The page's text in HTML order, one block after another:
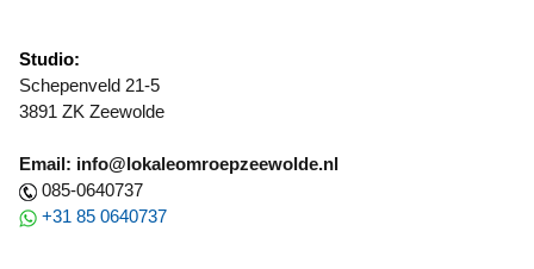
Studio:
Schepenveld 21-5
3891 ZK Zeewolde
Email: info@lokaleomroepzeewolde.nl
085-0640737
+31 85 0640737